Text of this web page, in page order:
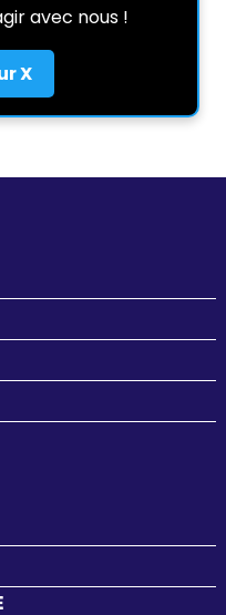
avec nous !
X